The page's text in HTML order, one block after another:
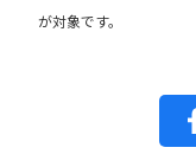
が対象です。